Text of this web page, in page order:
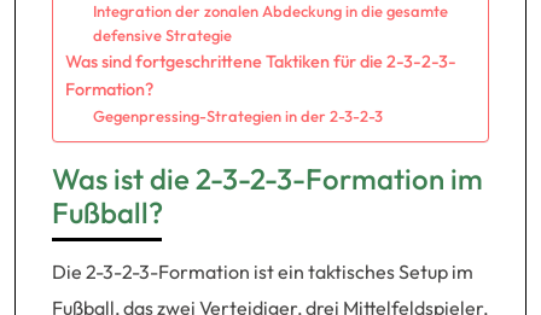
Integration der zonalen Abdeckung in die gesamte
defensive Strategie
Was sind fortgeschrittene Taktiken für die 2-3-2-3-
Formation?
Gegenpressing-Strategien in der 2-3-2-3
Was ist die 2-3-2-3-Formation im
Fußball?
Die 2-3-2-3-Formation ist ein taktisches Setup im
Fußball, das zwei Verteidiger, drei Mittelfeldspieler,